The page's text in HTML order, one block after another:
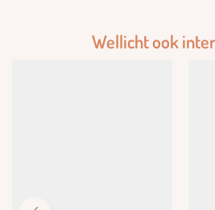
Wellicht ook